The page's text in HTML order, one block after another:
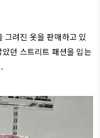
그려진 옷을 판매하고 있
던 스트리트 패션을 입는